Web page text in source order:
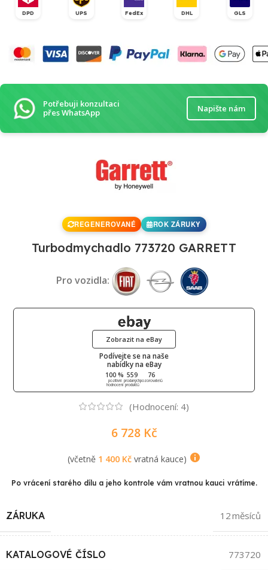
DPD UPS FedEx DHL GLS
Potřebuji konzultaci
přes WhatsApp
Napište nám
REGENEROVANÉ ROK ZÁRUKY
Turbodmychadlo 773720 GARRETT
Pro vozidla:
Podívejte se na naše
nabídky na eBay
100 %
pozitivní
hodnocení
559
prodaných
produktů
76
pozorovatelů
Zobrazit na eBay
(Hodnocení: 4)
6 728 Kč
(včetně 1 400 Kčvratná kauce)
Po vrácení starého dílu a jeho kontrole vám vratnou kauci vrátíme.
ZÁRUKA 12 měsíců
KATALOGOVÉ ČÍSLO 773720